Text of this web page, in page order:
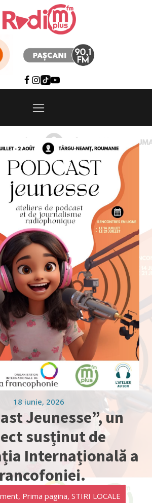
18 iunie, 2026
Jeunesse”, un
susținut de
Internațională a
, Prima pagina, STIRI LOCALE